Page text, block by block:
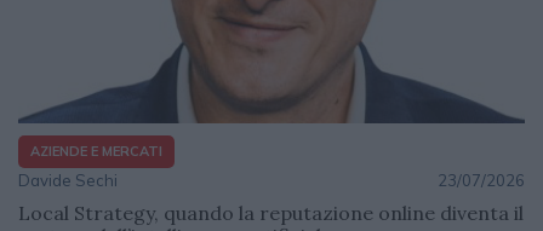
AZIENDE E MERCATI
Davide Sechi 23/07/2026
Local Strategy, quando la reputazione online diventa il